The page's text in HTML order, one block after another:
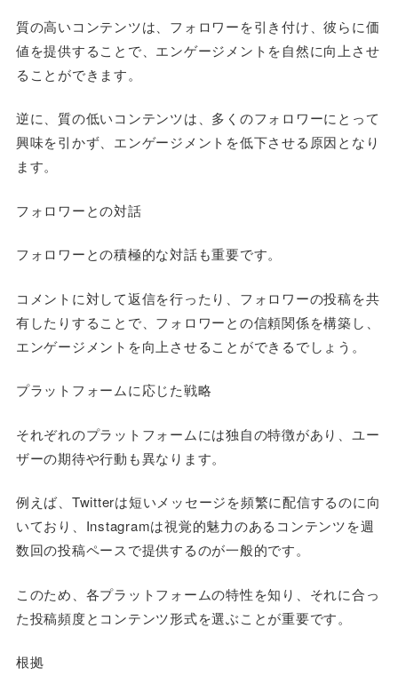
質の高いコンテンツは、フォロワーを引き付け、彼らに価
値を提供することで、エンゲージメントを自然に向上させ
ることができます。
逆に、質の低いコンテンツは、多くのフォロワーにとって
興味を引かず、エンゲージメントを低下させる原因となり
ます。
フォロワーとの対話
フォロワーとの積極的な対話も重要です。
コメントに対して返信を行ったり、フォロワーの投稿を共
有したりすることで、フォロワーとの信頼関係を構築し、
エンゲージメントを向上させることができるでしょう。
プラットフォームに応じた戦略
それぞれのプラットフォームには独自の特徴があり、ユー
ザーの期待や行動も異なります。
例えば、Twitterは短いメッセージを頻繁に配信するのに向
いており、Instagramは視覚的魅力のあるコンテンツを週
数回の投稿ペースで提供するのが一般的です。
このため、各プラットフォームの特性を知り、それに合っ
た投稿頻度とコンテンツ形式を選ぶことが重要です。
根拠